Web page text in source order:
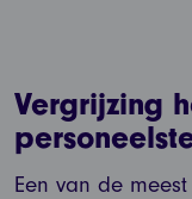
Vergrijzing
Een van de